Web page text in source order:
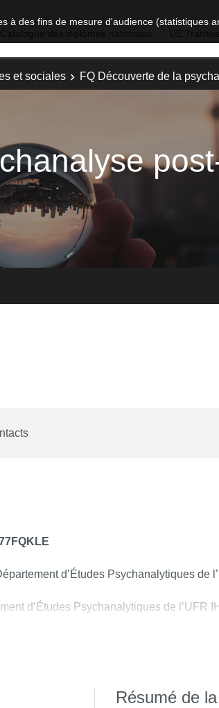
à des fins de mesure d'audience (statistiques
et sociales FQ Découverte de la
d’Études Psychanalytiques de
d’Études Psychanalytiques de l’UFR
Résumé de